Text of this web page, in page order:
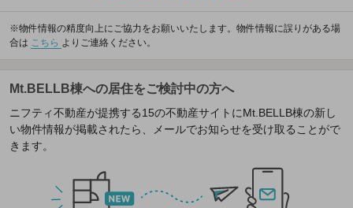
※物件情報の精度向上にご協力をお願いいたします。物件情報に誤りがある場
合は こちら よりご連絡ください。
Mt.BELLB棟への居住をご検討中の方へ
ニフティ不動産が提携する15の不動産サイトにMt.BELLB棟の新し
い物件情報が掲載されたら、メールでお知らせを受け取ることがで
きます。